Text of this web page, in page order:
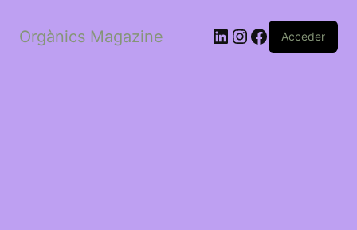
Orgànics Magazine LinkedIn
Instagram
Facebook
Acceder